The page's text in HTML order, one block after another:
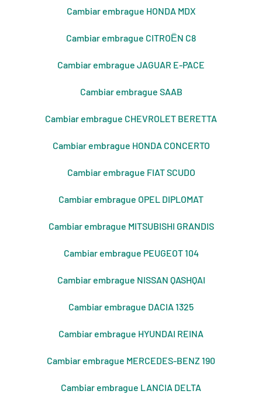
Cambiar embrague HONDA MDX
Cambiar embrague CITROЁN C8
Cambiar embrague JAGUAR E-PACE
Cambiar embrague SAAB
Cambiar embrague CHEVROLET BERETTA
Cambiar embrague HONDA CONCERTO
Cambiar embrague FIAT SCUDO
Cambiar embrague OPEL DIPLOMAT
Cambiar embrague MITSUBISHI GRANDIS
Cambiar embrague PEUGEOT 104
Cambiar embrague NISSAN QASHQAI
Cambiar embrague DACIA 1325
Cambiar embrague HYUNDAI REINA
Cambiar embrague MERCEDES-BENZ 190
Cambiar embrague LANCIA DELTA